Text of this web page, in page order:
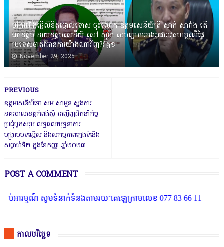
បង្វែររឿងធ្វើលិខិតថ្កោលទោស ចុះលោក ឧត្តមសេនីយ៍ត្រី សាក់ សារាំង តើ
ឯកឧត្តម នាយឧត្តមសេនីយ៍ សៅ សុខា មេបញ្ជាការកងរាជអាវុធហត្ថលើផ្ទៃ
ប្រទេសចាត់វិធានការយ៉ាងណាវិញ?វគ្គ១
November 29, 2025
PREVIOUS
ឧត្ដមសេនីយ៍ទោ សម សាមួន ស្នងការ
នគរបាលខេត្ដកំពង់ស្ពឺ អញ្ជើញដឹកនាំកិច្ច
ប្រជុំបូកសរុប លទ្ធផលយុទ្ធនាការ
បង្រ្កាបបទល្មេីស និងសកម្មភាពក្មេងទំនេីង
សប្ដាហ៍ទី២ ក្នុងខែកញ្ញា ឆ្នាំ២០២៣
POST A COMMENT
សូមទំនាក់ទំនងតាមរយៈតេឡេក្រាមលេខ 077 83 66 11
កាលបរិច្ឆេទ